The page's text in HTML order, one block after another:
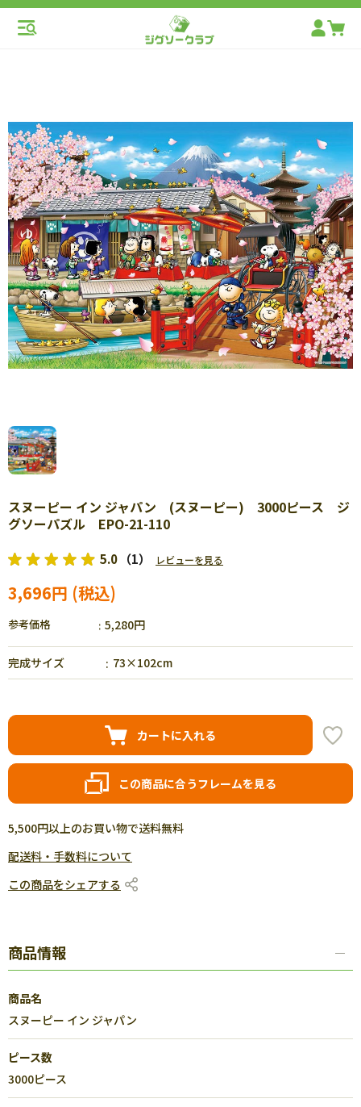
スヌーピー イン ジャパン (スヌーピー) 3000ピース ジ
グソーパズル EPO-21-110
5.0 （1） レビューを見る
3,696円
参考価格 5,280円
完成サイズ 73×102cm
カートに入れる
この商品に合うフレームを見る
5,500円以上のお買い物で送料無料
配送料・手数料について
この商品をシェアする
商品情報
商品名
スヌーピー イン ジャパン
ピース数
3000ピース